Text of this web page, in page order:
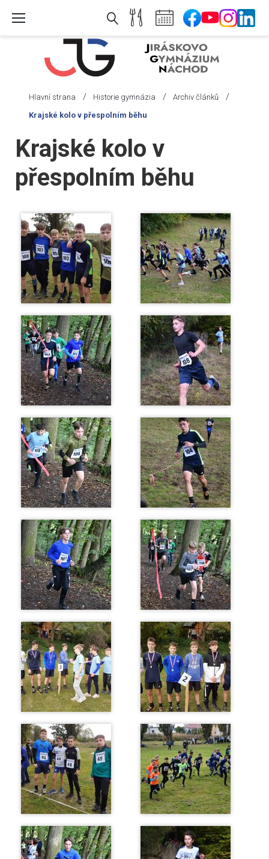
Hlavní strana / Historie gymnázia / Archiv článků /
Krajské kolo v přespolním běhu
Krajské kolo v
přespolním běhu